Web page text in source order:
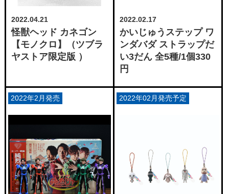
2022.04.21
怪獣ヘッド カネゴン
【モノクロ】（ツブラ
ヤストア限定版 ）
2022.02.17
かいじゅうステップ ワ
ンダバダ ストラップだ
い3だん 全5種/1個330
円
2022年2月発売 2022年02月発売予定